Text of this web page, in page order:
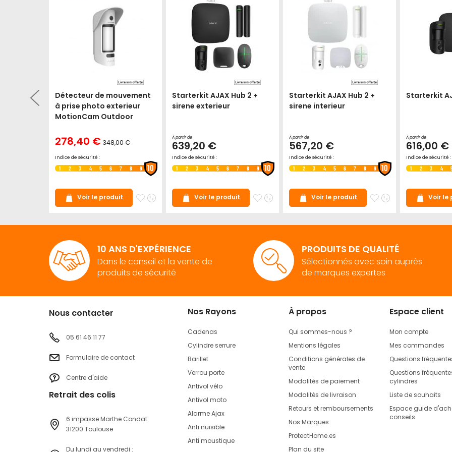
Détecteur de mouvement
à prise photo exterieur
MotionCam Outdoor
Prix
Spécial
278,40 € 348,00 €
Indice de sécurité :
1 2 3 4 5 6 7 8 9 10
Voir le produit
AjouterAjouter
Starterkit AJAX Hub 2 +
sirene exterieur
À partir de
639,20 €
Indice de sécurité :
1 2 3 4 5 6 7 8 9 10
Voir le produit
AjouterAjouter
Starterkit AJAX Hub 2 +
sirene interieur
À partir de
567,20 €
Indice de sécurité :
1 2 3 4 5 6 7 8 9 10
Voir le produit
AjouterAjouter
Starterkit
À partir de
616,00 €
Indice de sécurité :
1 2 3 4
Voir le
10 ANS D'EXPÉRIENCE
Dans le conseil et la vente de
produits de sécurité
PRODUITS DE QUALITÉ
Sélectionnés avec soin auprès
de marques expertes
Nous contacter
05 61 46 11 77
Formulaire de contact
Centre d'aide
Retrait des colis
6 impasse Marthe Condat
31200 Toulouse
Du lundi au vendredi :
Nos Rayons
Cadenas
Cylindre serrure
Barillet
Verrou porte
Antivol vélo
Antivol moto
Alarme Ajax
Anti nuisible
Anti moustique
À propos
Qui sommes-nous ?
Mentions légales
Conditions générales de
vente
Modalités de paiement
Modalités de livraison
Retours et remboursements
Nos Marques
ProtectHome.es
Plan du site
Espace client
Mon compte
Mes commandes
Questions
Questions
cylindres
Liste de souhaits
Espace guide
conseils